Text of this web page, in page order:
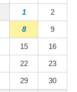
1 2
8 9
15 16
22 23
29 30